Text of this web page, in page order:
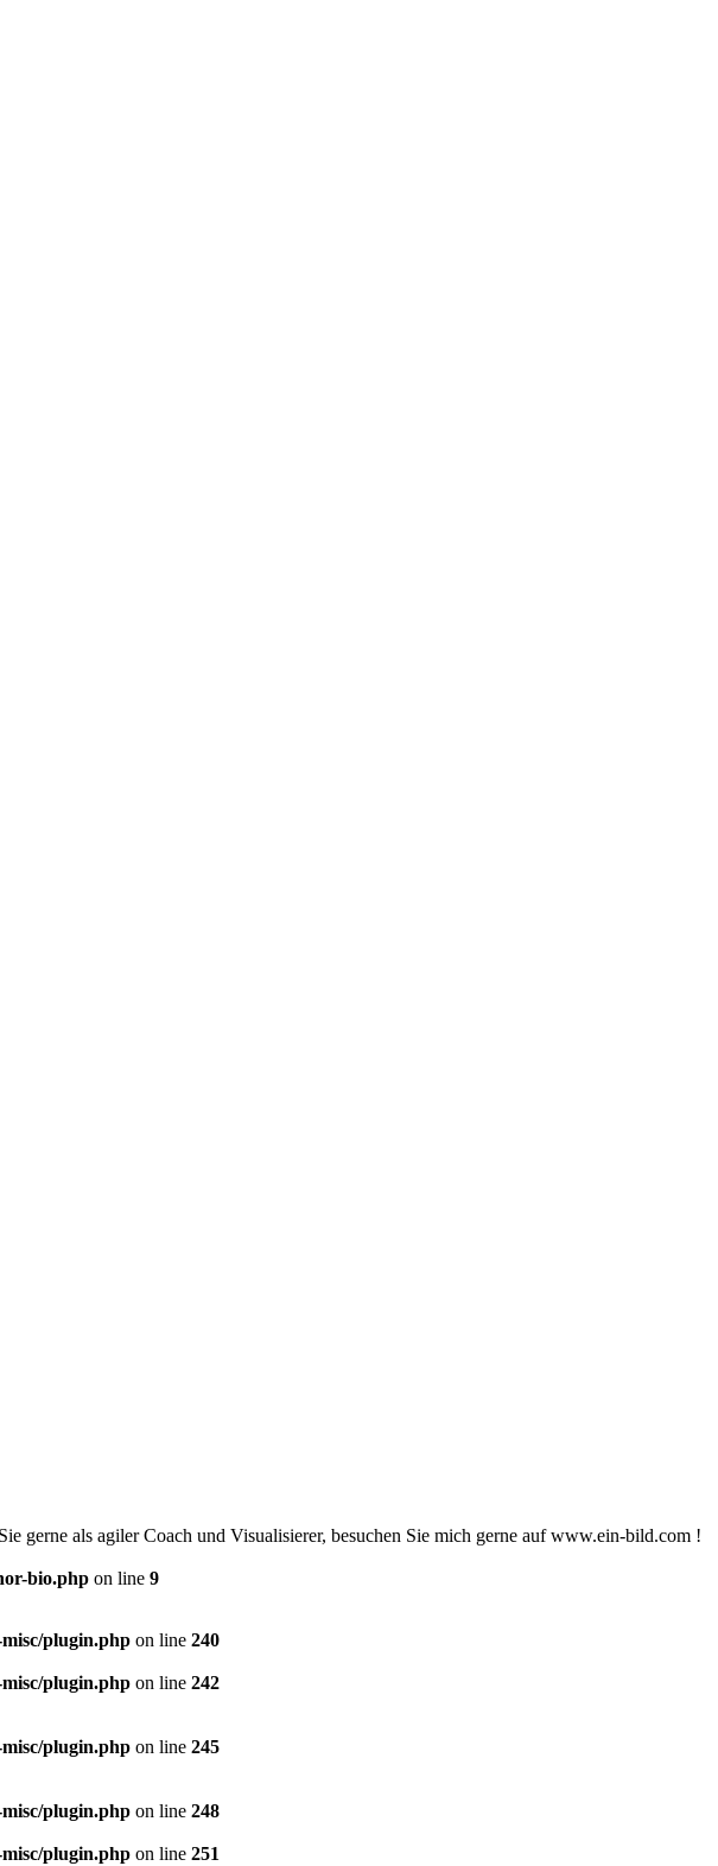
gerne als agiler Coach und Visualisierer, besuchen Sie mich gerne auf www.ein-bild.com !
bio.php on line 9
plugin.php on line 240
plugin.php on line 242
plugin.php on line 245
plugin.php on line 248
plugin.php on line 251